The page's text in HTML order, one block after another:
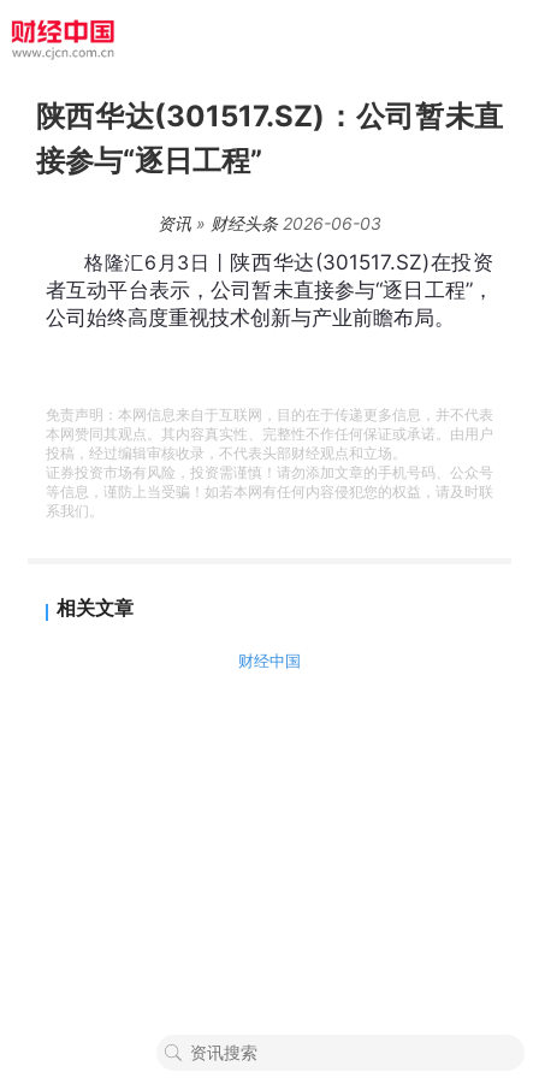
陕西华达(301517.SZ)：公司暂未直
接参与“逐日工程”
资讯 » 财经头条2026-06-03
格隆汇6月3日丨 陕西华达(301517.SZ)在投资
者互动平台表示，公司暂未直接参与“逐日工程”，
公司始终高度重视技术创新与产业前瞻布局。
免责声明：本网信息来自于互联网，目的在于传递更多信息，并不代表
本网赞同其观点。其内容真实性、完整性不作任何保证或承诺。由用户
投稿，经过编辑审核收录，不代表头部财经观点和立场。
证券投资市场有风险，投资需谨慎！请勿添加文章的手机号码、公众号
等信息，谨防上当受骗！如若本网有任何内容侵犯您的权益，请及时联
系我们。
相关文章
财经中国